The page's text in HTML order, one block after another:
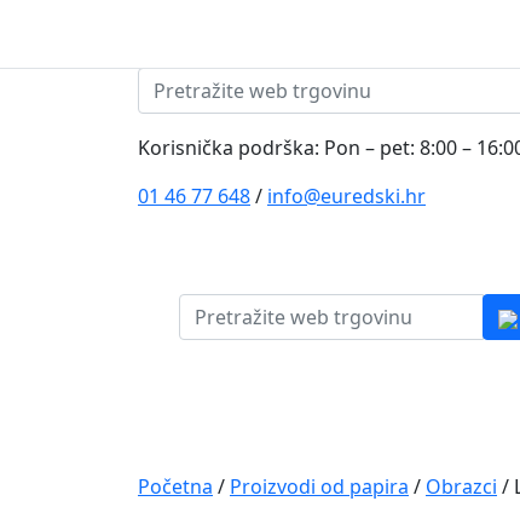
Pretraži:
Korisnička podrška: Pon – pet: 8:00 –
01 46 77 648/ info@euredski.hr
Pretraži:
Navigation
Početna / Proizvodi od papira / Obrazci /